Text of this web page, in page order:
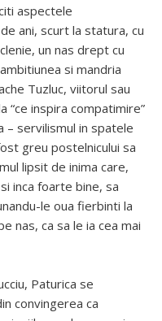
aspectele
ani, scurt la statura, cu
un nas drept cu
si mandria
Tuzluc, viitorul sau
“ce inspira compatimire”
– servilismul in spatele
greu postelnicului sa
lipsit de inima care,
inca foarte bine, sa
le oua fierbinti la
nas, ca sa le ia cea mai
Paturica se
convingerea ca